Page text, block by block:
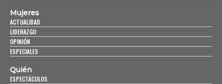
Mujeres
ACTUALIDAD
LIDERAZGO
OPINIÓN
ESPECIALES
Quién
ESPECTÁCULOS